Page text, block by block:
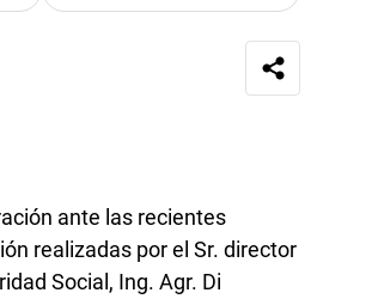
ante las recientes
realizadas por el Sr. director
Social, Ing. Agr. Di